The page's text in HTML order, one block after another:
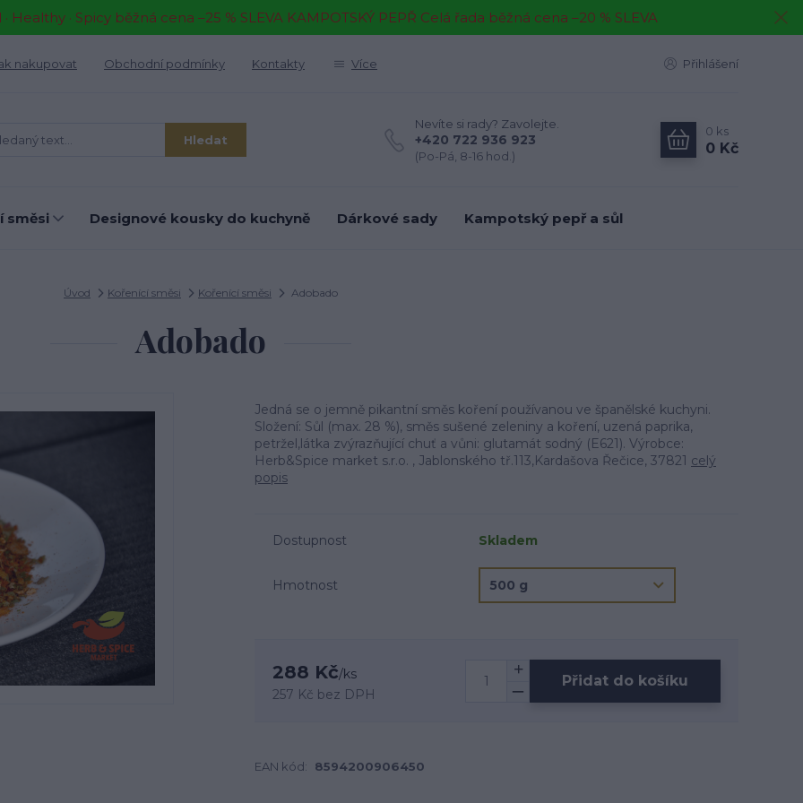
· Healthy · Spicy běžná cena –25 % SLEVA KAMPOTSKÝ PEPŘ Celá řada běžná cena –20 % SLEVA
nakupovat Obchodní podmínky Kontakty Více Přihlášení
Hledat
Nevíte si rady? Zavolejte.
+420 722 936 923
(Po-Pá, 8-16 hod.)
0 ks
0 Kč
směsi Designové kousky do kuchyně Dárkové sady Kampotský pepř a sůl
Úvod Kořenící směsi Kořenící směsi Adobado
Adobado
Jedná se o jemně pikantní směs koření používanou ve španělské kuchyni.
Složení: Sůl (max. 28 %), směs sušené zeleniny a koření, uzená paprika,
petržel,látka zvýrazňující chuť a vůni: glutamát sodný (E621). Výrobce:
Herb&Spice market s.r.o. , Jablonského tř.113,Kardašova Řečice, 37821 celý
popis
Dostupnost Skladem
Hmotnost
288 Kč/ks
257 Kč bez DPH
Přidat do košíku
EAN kód: 8594200906450